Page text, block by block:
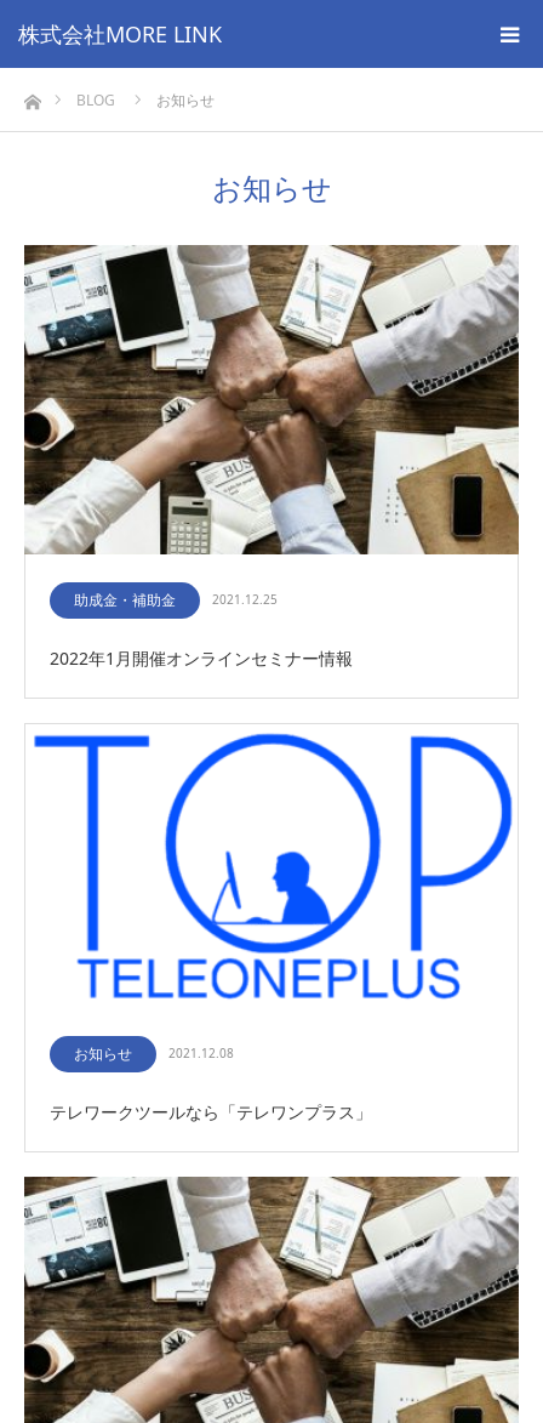
株式会社MORE LINK
ホームBLOG お知らせ
お知らせ
助成金・補助金 2021.12.25
2022年1月開催オンラインセミナー情報
お知らせ 2021.12.08
テレワークツールなら「テレワンプラス」